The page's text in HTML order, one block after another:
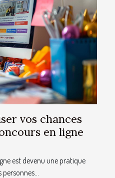
vos chances
en ligne
est devenu une pratique